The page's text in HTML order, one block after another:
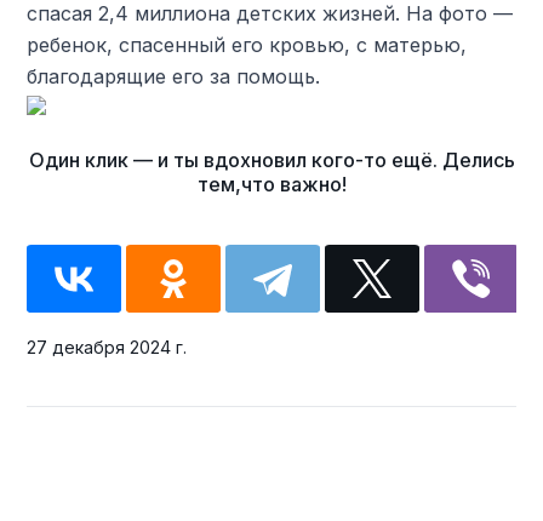
спасая 2,4 миллиона детских жизней. На фото —
ребенок, спасенный его кровью, с матерью,
благодарящие его за помощь.
27 декабря 2024 г.